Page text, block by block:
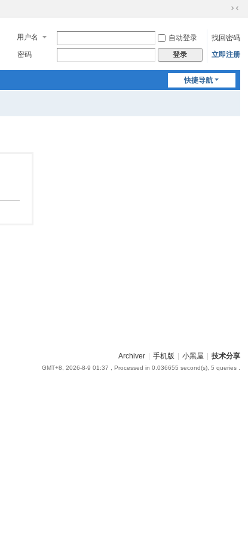
切
到
窄
用户名 自动登录
找回密码
密码
登录 立即注册
快捷导航
Archiver 手机版 小黑屋 技术分享
GMT+8, 2026-8-9 01:37 , Processed in 0.036655 second(s), 5 queries .